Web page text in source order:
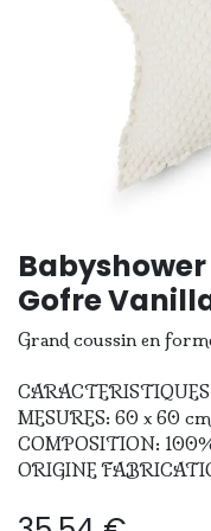
Gofre
Grand coussin en
MESURES: 60 x 60
COMPOSITION:
ORIGINE